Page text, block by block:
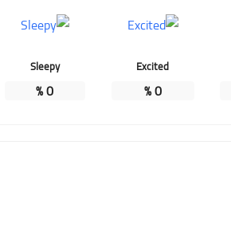
Excited
0
%
Sleepy
0
%